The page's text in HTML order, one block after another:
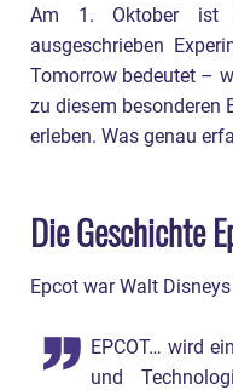
Am 1. Oktober
ausgeschrieben
Tomorrow bedeutet –
zu diesem besonderen
erleben. Was genau
Die Geschichte
Epcot war Walt
EPCOT… wird ein Fingerzeig für neue Ideen
und